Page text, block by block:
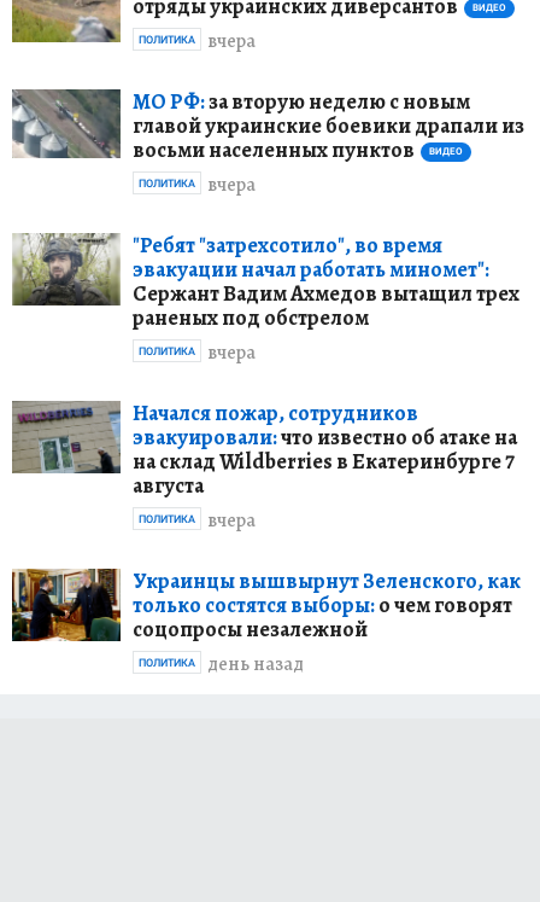
ВИДЕО
вчера
ПОЛИТИКА
МО РФ:за вторую неделю с новым
главой украинские боевики драпали из
восьми населенных пунктов
ВИДЕО
вчера
ПОЛИТИКА
"Ребят "затрехсотило", во время
эвакуации начал работать миномет":
Сержант Вадим Ахмедов вытащил трех
раненых под обстрелом
вчера
ПОЛИТИКА
Начался пожар, сотрудников
эвакуировали:что известно об атаке на
на склад Wildberries в Екатеринбурге 7
августа
вчера
ПОЛИТИКА
Украинцы вышвырнут Зеленского, как
только состятся выборы:о чем говорят
соцопросы незалежной
день назад
ПОЛИТИКА